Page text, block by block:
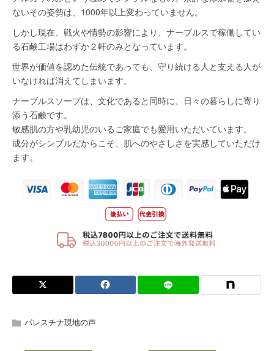
パレスチナ現地の声